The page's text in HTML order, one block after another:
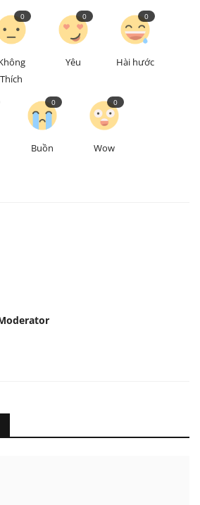
Thích
0
Yêu
0
Hài hước
0
Buồn
0
Wow
0